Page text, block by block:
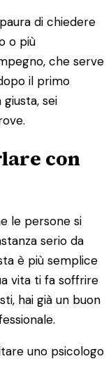
di chiedere
o più
che serve
il primo
sei
con
le persone si
serio da
è più semplice
vita ti fa soffrire
hai già un buon
uno psicologo